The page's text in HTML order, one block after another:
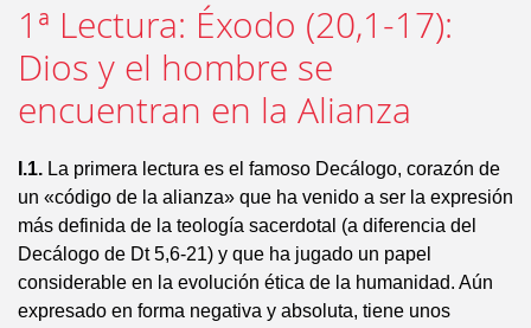
1ª Lectura: Éxodo (20,1-17):
Dios y el hombre se
encuentran en la Alianza
I.1. La primera lectura es el famoso Decálogo, corazón de
un «código de la alianza» que ha venido a ser la expresión
más definida de la teología sacerdotal (a diferencia del
Decálogo de Dt 5,6-21) y que ha jugado un papel
considerable en la evolución ética de la humanidad. Aún
expresado en forma negativa y absoluta, tiene unos